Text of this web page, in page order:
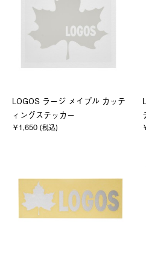
LOGOS ラージ メイプル カッテ
ィングステッカー
￥1,650 (税込)